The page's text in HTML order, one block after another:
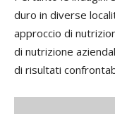
duro in diverse
approccio di
di nutrizione
di risultati